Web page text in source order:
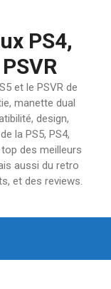
PS4,
et le PSVR de
manette dual
design,
la PS5, PS4,
des meilleurs
aussi du retro
et des reviews.